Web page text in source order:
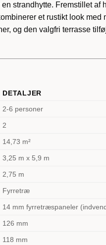
strandhytte. Fremstillet
et rustikt look med
og den valgfri terrasse
DETALJER
2-6 personer
2
14,73 m²
3,25 m x 5,9 m
2,75 m
Fyrretræ
14 mm fyrretræspaneler
126 mm
118 mm